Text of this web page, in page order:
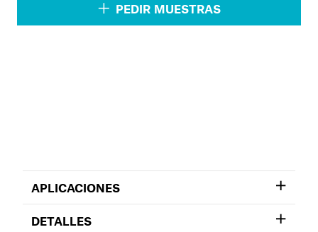
PEDIR MUESTRAS
APLICACIONES
DETALLES